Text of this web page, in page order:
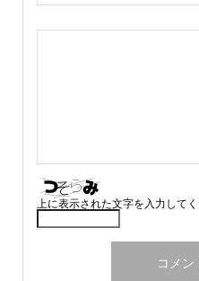
上に表示された文字を入力してく